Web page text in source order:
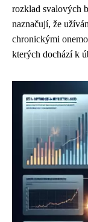
rozklad svalových
naznačují, že
chronickými
kterých dochází k